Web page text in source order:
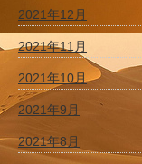
2021年12月
2021年11月
2021年10月
2021年9月
2021年8月